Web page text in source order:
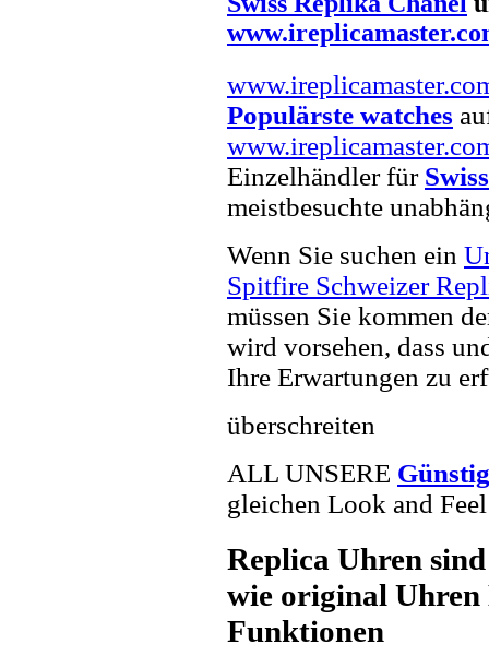
Populärste watches
Einzelhändler für
meistbesuchte
Wenn Sie suchen ein
Spitfire Schweizer
müssen Sie kommen
wird vorsehen, dass
Ihre Erwartungen zu
überschreiten
ALL UNSERE
gleichen Look and
Replica Uhren
wie original Uhren
Funktionen